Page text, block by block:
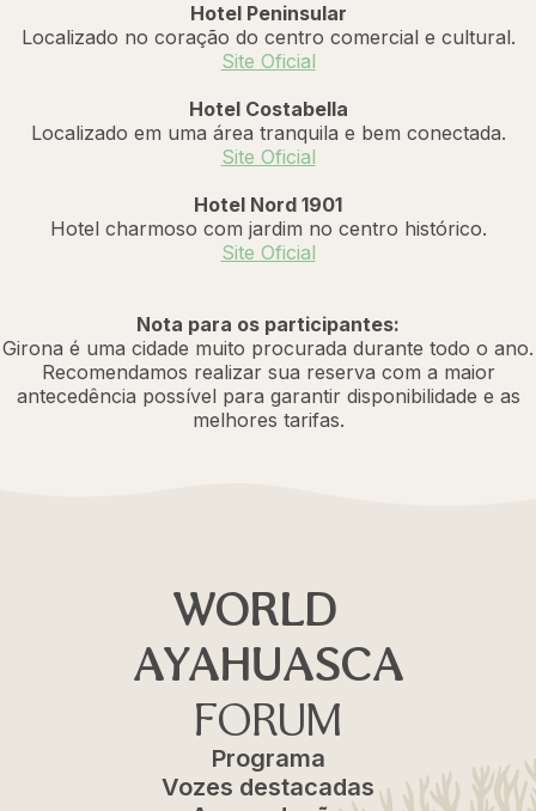
Hotel Peninsular
Localizado no coração do centro comercial e cultural.
Site Oficial
Hotel Costabella
Localizado em uma área tranquila e bem conectada.
Site Oficial
Hotel Nord 1901
Hotel charmoso com jardim no centro histórico.
Site Oficial
Nota para os participantes:
Girona é uma cidade muito procurada durante todo o ano.
Recomendamos realizar sua reserva com a maior
antecedência possível para garantir disponibilidade e as
melhores tarifas.
WORLD
AYAHUASCA
FORUM
Programa
Vozes destacadas